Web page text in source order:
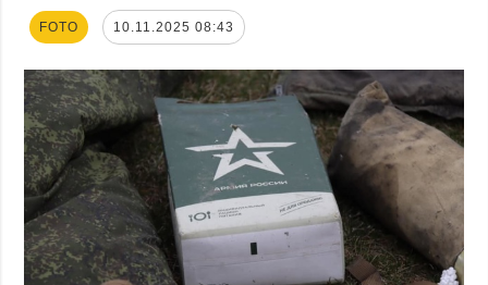
FOTO 10.11.2025 08:43